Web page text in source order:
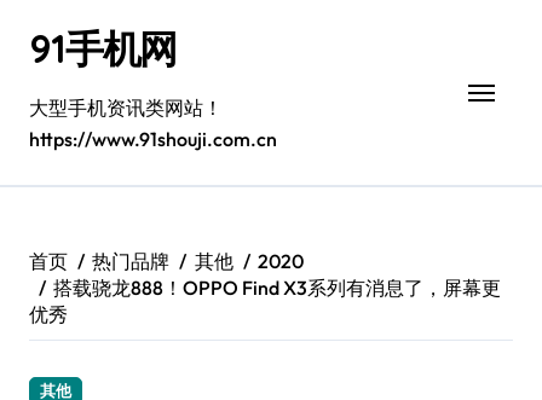
91手机网
大型手机资讯类网站！
https://www.91shouji.com.cn
首页 热门品牌 其他
2020
搭载骁龙888！OPPO Find X3系列有消息了，屏幕更
优秀
其他